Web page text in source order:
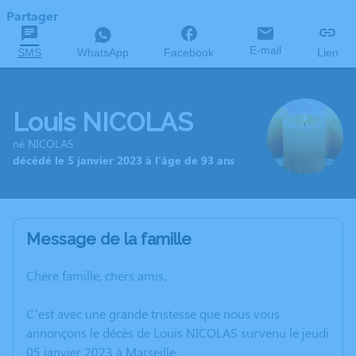
Partager
SMS WhatsApp Facebook E-mail Lien
Louis NICOLAS
né NICOLAS
décédé le 5 janvier 2023 à l'âge de 93 ans
Message de la famille
Chère famille, chers amis,
C’est avec une grande tristesse que nous vous
annonçons le décès de Louis NICOLAS survenu le jeudi
05 janvier 2023 à Marseille.